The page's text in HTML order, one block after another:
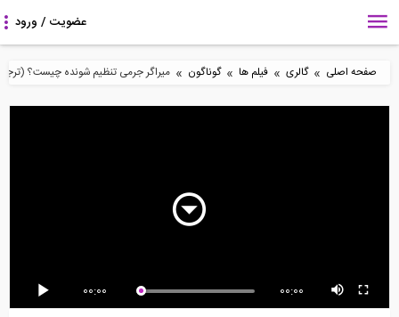
صفحه اصلی » گالری » فیلم ها » گوناگون » میراگر جرمی تنظیم شونده چیست؟ (ترجمه
جنگل های عمودی، راه حل
مبارزه با آلودگی...
4:01
4:47
4:28
00:00 00:00